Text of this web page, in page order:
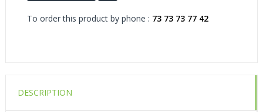
To order this product by phone : 73 73 73 77 42
DESCRIPTION